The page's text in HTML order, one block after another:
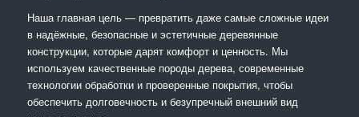
Наша главная цель — превратить даже самые сложные идеи
в надёжные, безопасные и эстетичные деревянные
конструкции, которые дарят комфорт и ценность. Мы
используем качественные породы дерева, современные
технологии обработки и проверенные покрытия, чтобы
обеспечить долговечность и безупречный внешний вид